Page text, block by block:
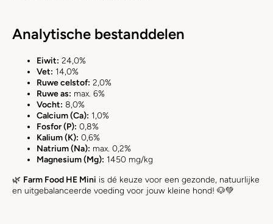
Analytische bestanddelen
Eiwit: 24,0%
Vet: 14,0%
Ruwe celstof: 2,0%
Ruwe as: max. 6%
Vocht: 8,0%
Calcium (Ca): 1,0%
Fosfor (P): 0,8%
Kalium (K): 0,6%
Natrium (Na): max. 0,2%
Magnesium (Mg): 1450 mg/kg
🌿 Farm Food HE Mini is dé keuze voor een gezonde, natuurlijke
en uitgebalanceerde voeding voor jouw kleine hond! 🐶💚